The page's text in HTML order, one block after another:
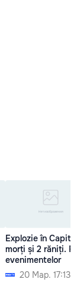
Explozie în
morți și 2 răniți.
evenimentelor
20 Мар. 17:13